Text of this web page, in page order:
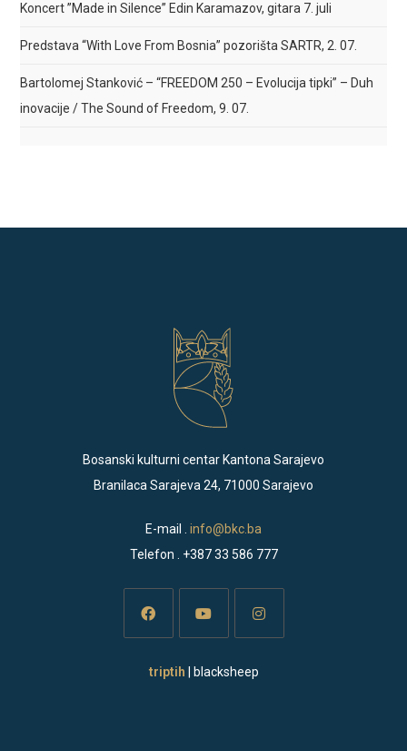
Koncert ”Made in Silence” Edin Karamazov, gitara 7. juli
Predstava “With Love From Bosnia” pozorišta SARTR, 2. 07.
Bartolomej Stanković – “FREEDOM 250 – Evolucija tipki” – Duh
inovacije / The Sound of Freedom, 9. 07.
Bosanski kulturni centar Kantona Sarajevo
Branilaca Sarajeva 24, 71000 Sarajevo
E-mail . info@bkc.ba
Telefon . +387 33 586 777
in
in
triptih | blacksheep